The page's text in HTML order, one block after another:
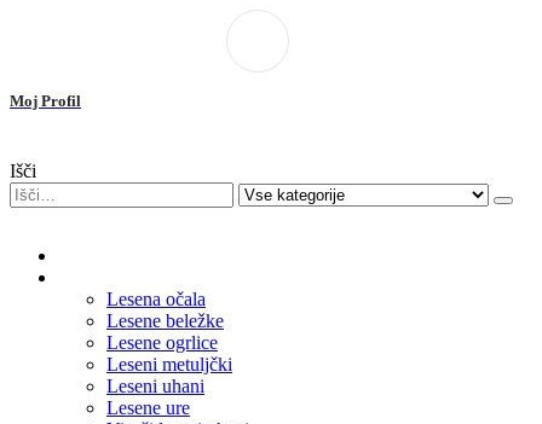
Moj Profil
Išči
Lesena očala
Lesene beležke
Lesene ogrlice
Leseni metuljčki
Leseni uhani
Lesene ure